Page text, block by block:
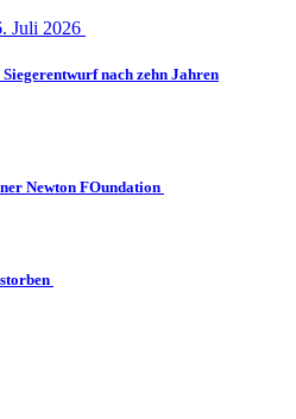
Juli 2026
nach zehn Jahren
Newton FOundation